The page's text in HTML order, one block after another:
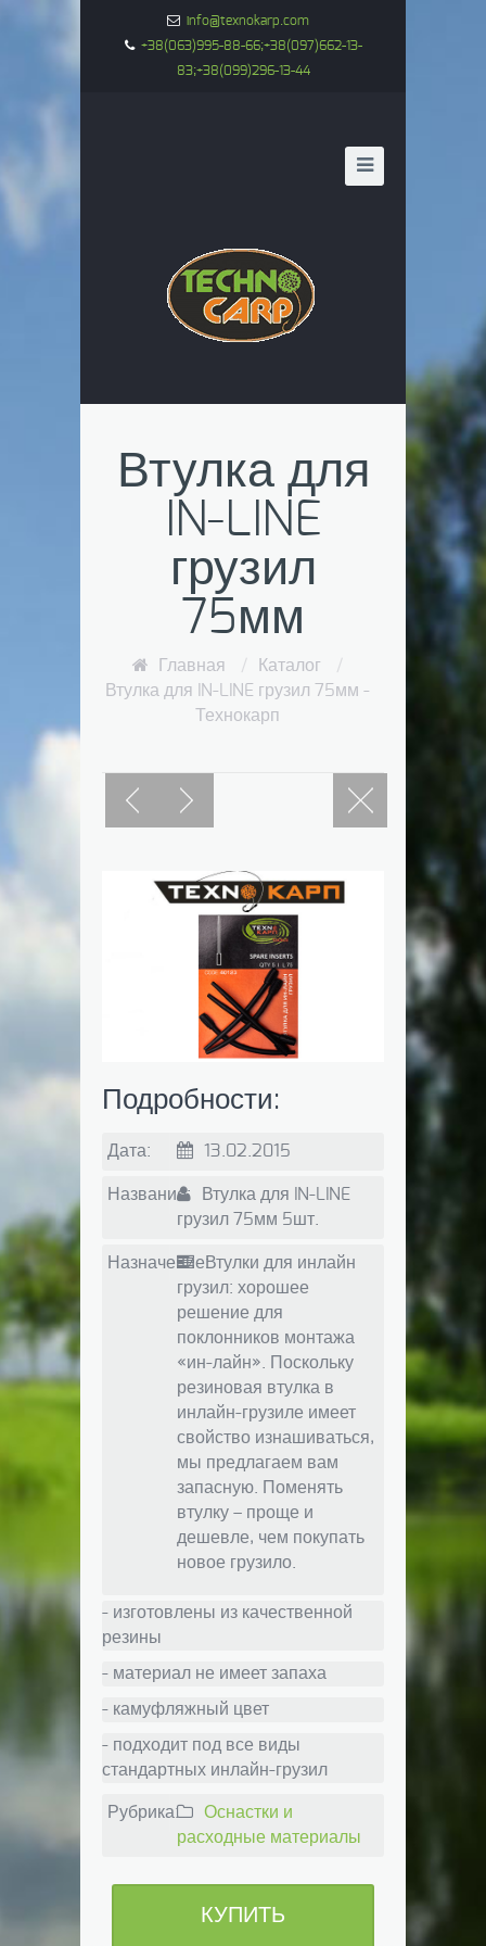
info@texnokarp.com
+38(063)995-88-66;+38(097)662-13-
83;+38(099)296-13-44
Втулка для
IN-LINE
грузил
75мм
Главная / Каталог
/
Втулка для IN-LINE грузил 75мм -
Технокарп
Подробности:
Дата: 13.02.2015
Название:
Втулка для IN-LINE
грузил 75мм 5шт.
Назначение:Втулки для инлайн
грузил: хорошее
решение для
поклонников монтажа
«ин-лайн». Поскольку
резиновая втулка в
инлайн-грузиле имеет
свойство изнашиваться,
мы предлагаем вам
запасную. Поменять
втулку – проще и
дешевле, чем покупать
новое грузило.
- изготовлены из качественной
резины
- материал не имеет запаха
- камуфляжный цвет
- подходит под все виды
стандартных инлайн-грузил
Рубрика:
Оснастки и
расходные материалы
КУПИТЬ